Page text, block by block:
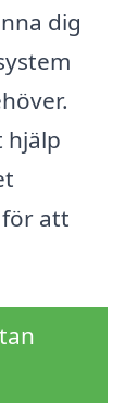
dig
hjälp
att